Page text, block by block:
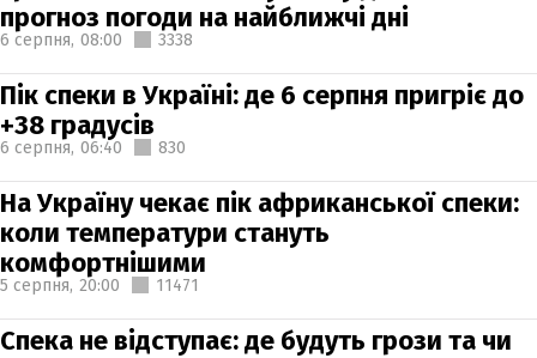
прогноз погоди на найближчі дні
6 серпня, 08:00 3338
Пік спеки в Україні: де 6 серпня пригріє до
+38 градусів
6 серпня, 06:40 830
На Україну чекає пік африканської спеки:
коли температури стануть
комфортнішими
5 серпня, 20:00 11471
Спека не відступає: де будуть грози та чи